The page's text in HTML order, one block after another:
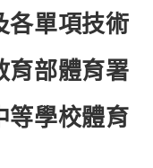
各單項技術
育部體育署
等學校體育